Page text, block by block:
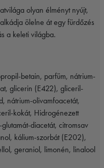
olyan élményt nyújt,
ölelne át egy fürdőzés
a keleti világba.
betain, parfüm, nátrium-
glicerin (E422), gliceril-
nátrium-olivamfoacetát,
kokát, Hidrogénezett
diacetát, citromsav
kálium-szorbát (E202),
geraniol, limonén, linalool